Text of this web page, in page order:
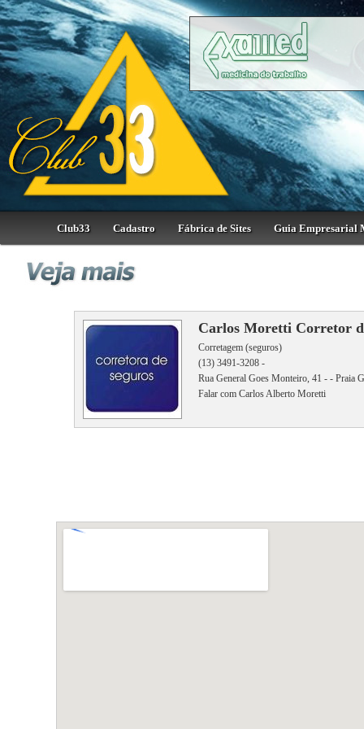
Club33 Cadastro Fábrica de Sites Guia Empresarial
Carlos Moretti Corretor
Corretagem (seguros)
(13) 3491-3208 -
Rua General Goes Monteiro, 41 - - Praia
Falar com Carlos Alberto Moretti